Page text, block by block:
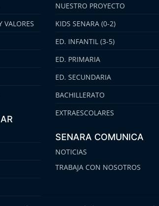
VALORES
NUESTRO PROYECTO
KIDS SENARA (0-2)
ED. INFANTIL (3-5)
ED. PRIMARIA
ED. SECUNDARIA
BACHILLERATO
EXTRAESCOLARES
SENARA COMUNICA
NOTICIAS
TRABAJA CON NOSOTROS